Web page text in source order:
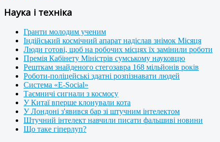
Наука і техніка
Гранти молодим ученим
Індійський космічний апарат надіслав знімок Місяця
Люди готові, щоб на робочих місцях їх замінили роботи
Премія Кабінету Міністрів сумському науковцю
Решткам знайденого стегозавра 168 мільйонів років
Роботи-поліцейські здатні розпізнавати людей
Система «E-Social»
Таємничі сигнали з космосу
У Китаї вперше клонували кота
У Лондоні з'явився бар зі штучним інтелектом
Штучний інтелект навчили писати фальшиві новини
Що таке гіперлуп?